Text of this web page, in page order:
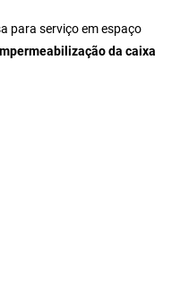
para serviço em espaço
da caixa